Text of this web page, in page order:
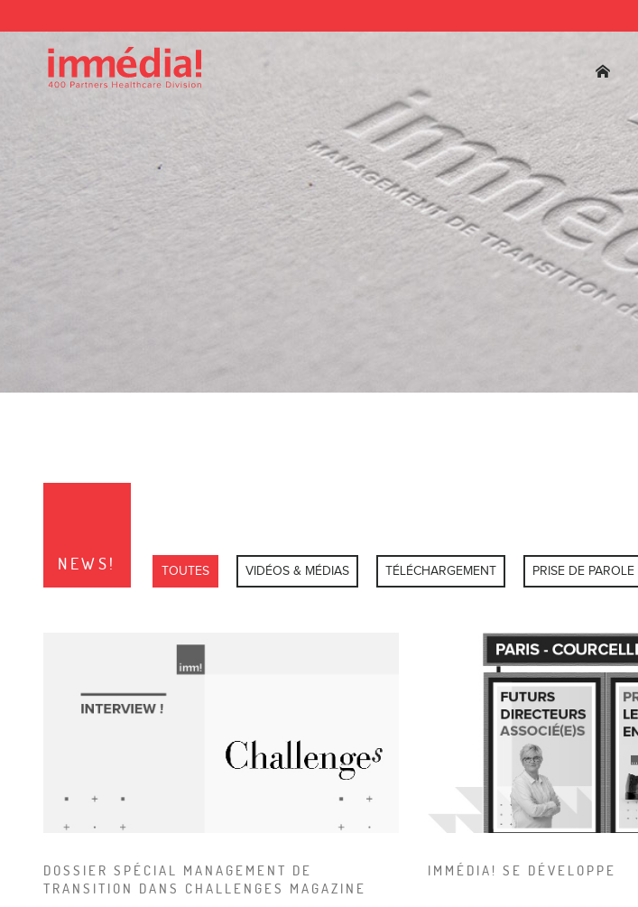
NEWS! TOUTES VIDÉOS & MÉDIAS TÉLÉCHARGEMENT PRISE DE PAROLE
DOSSIER SPÉCIAL MANAGEMENT DE
TRANSITION DANS CHALLENGES MAGAZINE
IMMÉDIA! SE DÉVELOPPE